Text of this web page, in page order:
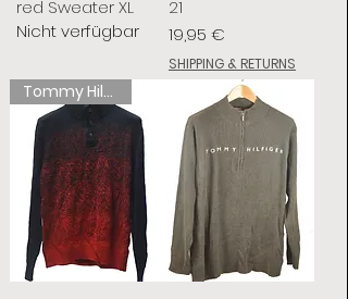
red Sweater XL
Nicht verfügbar
21
Preis
19,95 €
SHIPPING & RETURNS
Tommy Hilfiger